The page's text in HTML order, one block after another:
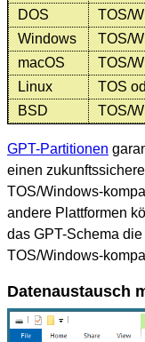
DOS
TOS/
Windows
TOS/
macOS
TOS/
Linux
TOS
BSD
TOS/
GPT-Partitionen
einen
TOS/Windows-
andere Plattformen
das GPT-Schema
TOS/Windows-
Datenaustausch